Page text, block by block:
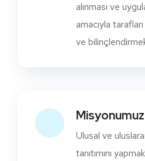
alınması ve
amacıyla
ve
Misyonumuz
Ulusal ve
tanıtımını